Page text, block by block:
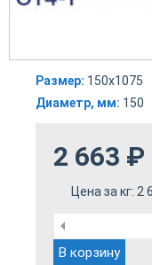
Размер: 150х1075
Диаметр, мм: 150
2 663 ₽
Цена за кг: 2
В корзину